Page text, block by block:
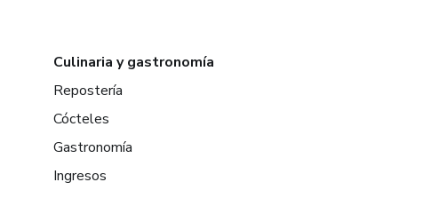
Culinaria y gastronomía
Repostería
Cócteles
Gastronomía
Ingresos